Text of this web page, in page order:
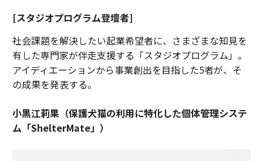
[スタジオプログラム登壇者]
社会課題を解決したい起業希望者に、さまざまな知見を
有した専門家が伴走支援する「スタジオプログラム」。
アイディエーションから事業創出を目指した5者が、そ
の成果を発表する。
小黒江莉果（保護犬猫の利用に特化した個体管理システ
ム「ShelterMate」）